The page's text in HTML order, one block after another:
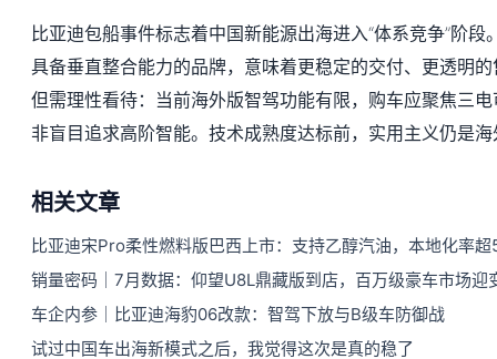
比亚迪包船事件标志着中国新能源出海进入“体系竞争”阶
具备垂直整合能力的品牌，意味着更稳定的交付、更透明
但需理性看待：当前海外版智驾功能有限，购车应聚焦三
非盲目追求高阶智能。技术成熟度达标前，实用主义仍是
相关文章
比亚迪宋Pro柔性燃料版巴西上市：支持乙醇汽油，本地化率超
销量密码｜7月数据：仰望U8L鼎藏版到店，百万级豪车市场迎
车企内参｜比亚迪海豹06改款：智驾下放与B级车防御战
试过中国车出海新模式之后，我觉得这次是真的稳了